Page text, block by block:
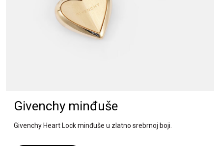
Givenchy minđuše
Givenchy Heart Lock minđuše u zlatno srebrnoj boji.